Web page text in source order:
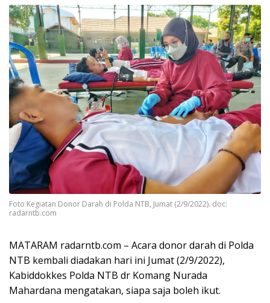
Foto Kegiatan Donor Darah di Polda NTB, Jumat (2/9/2022). doc:
radarntb.com
MATARAM radarntb.com – Acara donor darah di Polda
NTB kembali diadakan hari ini Jumat (2/9/2022),
Kabiddokkes Polda NTB dr Komang Nurada
Mahardana mengatakan, siapa saja boleh ikut.